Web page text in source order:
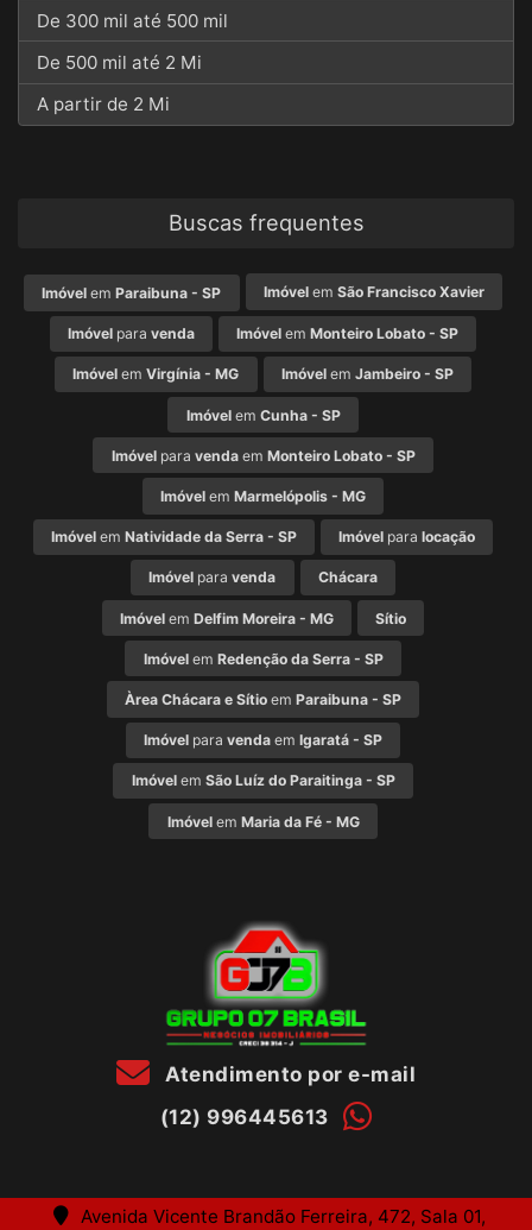
De 300 mil até 500 mil
De 500 mil até 2 Mi
A partir de 2 Mi
Buscas frequentes
Imóvel emParaibuna - SP Imóvelem São Francisco Xavier
Imóvelpara venda Imóvel emMonteiro Lobato - SP
Imóvel emVirgínia - MG Imóvelem Jambeiro - SP
Imóvelem Cunha - SP
Imóvelpara vendaem Monteiro Lobato - SP
Imóvel em Marmelópolis - MG
Imóvelem Natividade da Serra - SP Imóvel paralocação
Imóvel paravenda Chácara
Imóvelem Delfim Moreira - MG Sítio
Imóvelem Redenção da Serra - SP
Àrea Chácara e Sítio em Paraibuna - SP
Imóvel para venda em Igaratá - SP
Imóvelem São Luíz do Paraitinga - SP
Imóvelem Maria da Fé - MG
Atendimento por e-mail
(12) 996445613
Avenida Vicente Brandão Ferreira, 472, Sala 01,